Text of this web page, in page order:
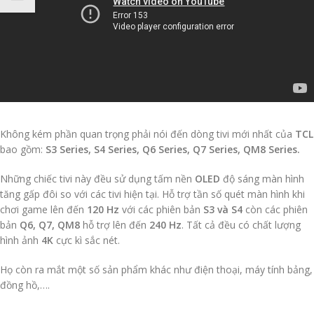
Không kém phần quan trọng phải nói đến dòng tivi mới nhất của TCL
bao gồm: S3 Series, S4 Series, Q6 Series, Q7 Series, QM8 Series.
Những chiếc tivi này đều sử dụng tấm nền OLED độ sáng màn hình
tăng gấp đôi so với các tivi hiện tại. Hỗ trợ tần số quét màn hình khi
chơi game lên đến 120 Hz với các phiên bản S3 và S4 còn các phiên
bản Q6, Q7, QM8 hỗ trợ lên đến 240 Hz. Tất cả đều có chất lượng
hình ảnh 4K cực kì sắc nét.
Họ còn ra mắt một số sản phẩm khác như điện thoại, máy tính bảng,
đồng hồ,….